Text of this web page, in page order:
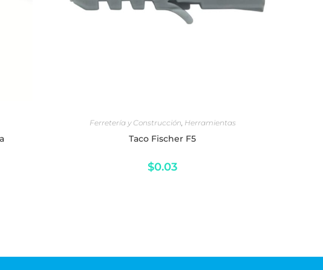
Ferretería y Construcción,Herramientas
Taco Fischer F5
$0.03